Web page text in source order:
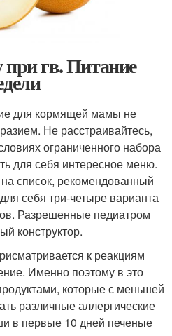
гв. Питание
для кормящей мамы не
Не расстраивайтесь,
ограниченного набора
для себя интересное меню.
список, рекомендованный
себя три-четыре варианта
Разрешенные педиатром
конструктор.
к реакциям
Именно поэтому в это
которые с меньшей
различные аллергические
в первые 10 дней печеные